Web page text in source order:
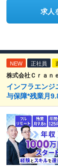
求人
NEW 正社員
株式会社Ｃｒａｎ
インフラエンジ
与保障*残業月